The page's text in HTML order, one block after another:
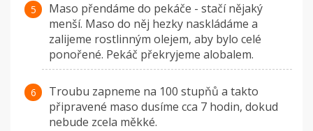
Maso přendáme do pekáče - stačí nějaký
menší. Maso do něj hezky naskládáme a
zalijeme rostlinným olejem, aby bylo celé
ponořené. Pekáč překryjeme alobalem.
Troubu zapneme na 100 stupňů a takto
připravené maso dusíme cca 7 hodin, dokud
nebude zcela měkké.